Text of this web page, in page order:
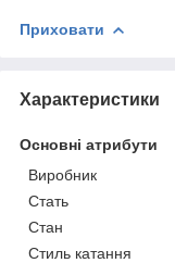
Приховати
Характеристики
Основні атрибути
Виробник
Стать
Стан
Стиль катання